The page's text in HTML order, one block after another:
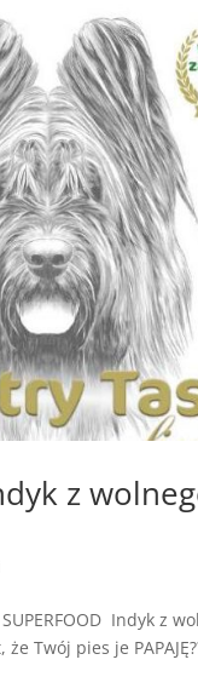
z
Indyk z
Twój pies je